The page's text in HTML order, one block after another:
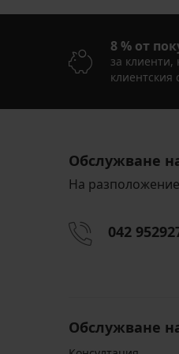
8 % от
за клиенти,
клиентския
Обслужване
На
042
Обслужване